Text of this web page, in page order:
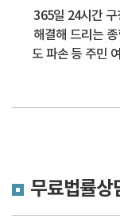
365일 24시간 구
해결해 드리는
도 파손 등 주민
무료법률상